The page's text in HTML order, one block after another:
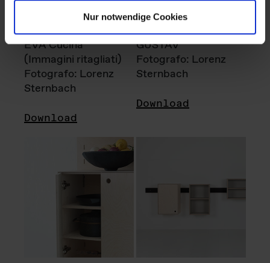
Nur notwendige Cookies
EVA Cucina
(Immagini ritagliati)
Fotografo: Lorenz
Sternbach
Download
GUSTAV
Fotografo: Lorenz
Sternbach
Download